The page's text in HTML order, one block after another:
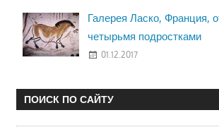
Галерея Ласко, Франция,
четырьмя подростками
01.12.2017
ПОИСК ПО САЙТУ